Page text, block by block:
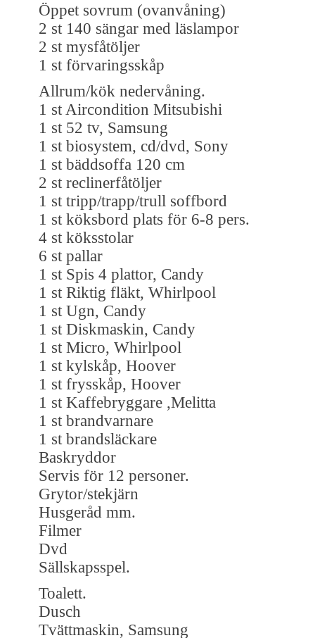
Öppet sovrum (ovanvåning)
2 st 140 sängar med läslampor
2 st mysfåtöljer
1 st förvaringsskåp
Allrum/kök nedervåning.
1 st Aircondition Mitsubishi
1 st 52 tv, Samsung
1 st biosystem, cd/dvd, Sony
1 st bäddsoffa 120 cm
2 st reclinerfåtöljer
1 st tripp/trapp/trull soffbord
1 st köksbord plats för 6-8 pers.
4 st köksstolar
6 st pallar
1 st Spis 4 plattor, Candy
1 st Riktig fläkt, Whirlpool
1 st Ugn, Candy
1 st Diskmaskin, Candy
1 st Micro, Whirlpool
1 st kylskåp, Hoover
1 st frysskåp, Hoover
1 st Kaffebryggare ,Melitta
1 st brandvarnare
1 st brandsläckare
Baskryddor
Servis för 12 personer.
Grytor/stekjärn
Husgeråd mm.
Filmer
Dvd
Sällskapsspel.
Toalett.
Dusch
Tvättmaskin, Samsung